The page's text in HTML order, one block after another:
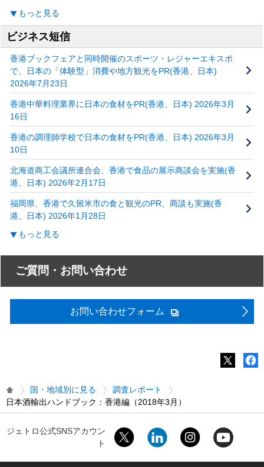
もっと見る
ビジネス短信
香港ブックフェアと同時開催のスポーツ・レジャーエキスポ
で、日本の「体験型」消費や地方観光をPR(香港、日本)
2026年7月23日
香港中華料理業界に日本の食材をPR(香港、日本) 2026年3月
16日
香港の調理師学校で日本の食材をPR(香港、日本) 2026年3月
10日
北海道商工会議所連合会、香港で食品の展示商談会を実施(香
港、日本) 2026年2月17日
福岡県、香港で久留米市の食と観光のPR、商談も実施(香
港、日本) 2026年1月28日
もっと見る
ご質問・お問い合わせ
お問い合わせフォーム
国・地域別に見る
調査レポート
日本酒輸出ハンドブック：香港編（2018年3月）
ジェトロ公式SNSアカウン
ト